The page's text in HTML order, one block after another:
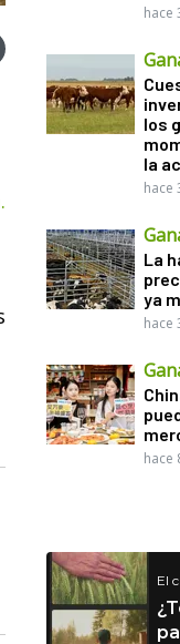
hace
los
la
hace
La
ya
hace
hace
El